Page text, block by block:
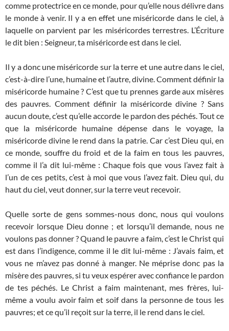
comme protectrice en ce monde, pour qu’elle nous délivre dans
le monde à venir. Il y a en effet une miséricorde dans le ciel, à
laquelle on parvient par les miséricordes terrestres. L’Écriture
le dit bien : Seigneur, ta miséricorde est dans le ciel.
Il y a donc une miséricorde sur la terre et une autre dans le ciel,
c’est-à-dire l’une, humaine et l’autre, divine. Comment définir la
miséricorde humaine ? C’est que tu prennes garde aux misères
des pauvres. Comment définir la miséricorde divine ? Sans
aucun doute, c’est qu’elle accorde le pardon des péchés. Tout ce
que la miséricorde humaine dépense dans le voyage, la
miséricorde divine le rend dans la patrie. Car c’est Dieu qui, en
ce monde, souffre du froid et de la faim en tous les pauvres,
comme il l’a dit lui-même : Chaque fois que vous l’avez fait à
l’un de ces petits, c’est à moi que vous l’avez fait. Dieu qui, du
haut du ciel, veut donner, sur la terre veut recevoir.
Quelle sorte de gens sommes-nous donc, nous qui voulons
recevoir lorsque Dieu donne ; et lorsqu’il demande, nous ne
voulons pas donner ? Quand le pauvre a faim, c’est le Christ qui
est dans l’indigence, comme il le dit lui-même : J’avais faim, et
vous ne m’avez pas donné à manger. Ne méprise donc pas la
misère des pauvres, si tu veux espérer avec confiance le pardon
de tes péchés. Le Christ a faim maintenant, mes frères, lui-
même a voulu avoir faim et soif dans la personne de tous les
pauvres; et ce qu’il reçoit sur la terre, il le rend dans le ciel.